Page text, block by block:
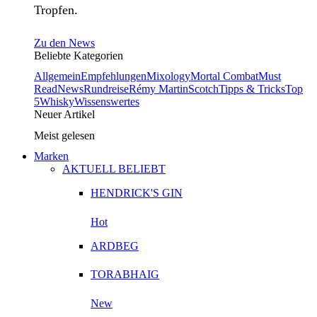
Tropfen.
Zu den News
Beliebte Kategorien
AllgemeinEmpfehlungenMixologyMortal CombatMust
ReadNewsRundreiseRémy MartinScotchTipps & TricksTop
5WhiskyWissenswertes
Neuer Artikel
Meist gelesen
Marken
AKTUELL BELIEBT
HENDRICK'S GIN
Hot
ARDBEG
TORABHAIG
New